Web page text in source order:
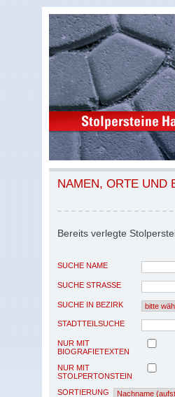
NAMEN, ORTE UND
Bereits verlegte
SUCHE NAME
SUCHE STRASSE
SUCHE IN BEZIRK
STADTTEILSUCHE
NUR MIT
BIOGRAFIETEXTEN
NUR MIT
STOLPERTONSTEIN
SORTIERUNG